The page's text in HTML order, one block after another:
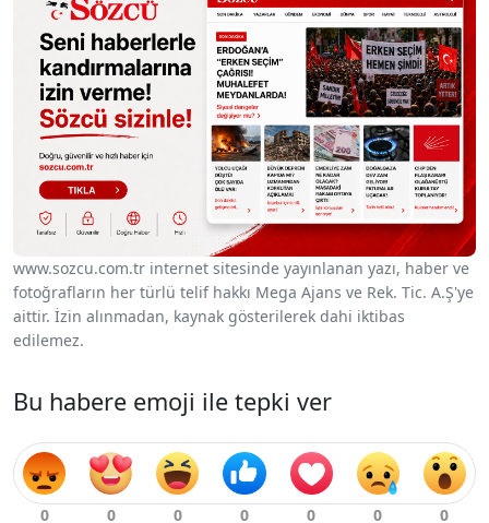
www.sozcu.com.tr internet sitesinde yayınlanan yazı, haber ve
fotoğrafların her türlü telif hakkı Mega Ajans ve Rek. Tic. A.Ş'ye
aittir. İzin alınmadan, kaynak gösterilerek dahi iktibas
edilemez.
Bu habere emoji ile tepki ver